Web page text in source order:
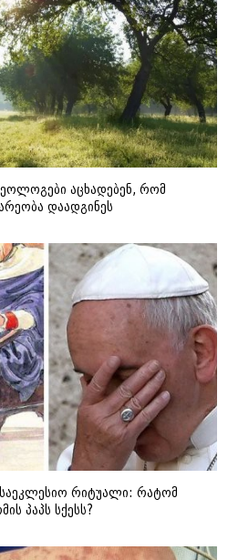
აცხადებენ, რომ
დაადგინეს
რიტუალი: რატომ
პაპს სქესს?